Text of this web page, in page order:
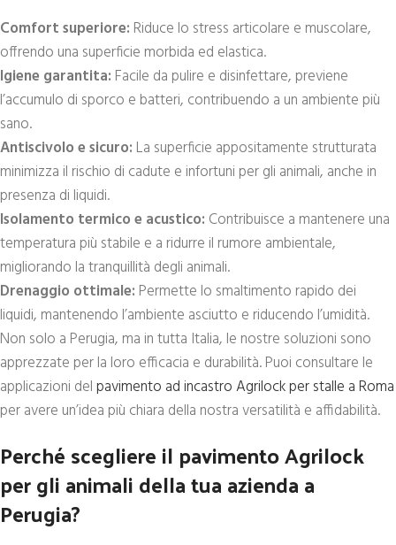
Comfort superiore: Riduce lo stress articolare e muscolare,
offrendo una superficie morbida ed elastica.
Igiene garantita: Facile da pulire e disinfettare, previene
l’accumulo di sporco e batteri, contribuendo a un ambiente più
sano.
Antiscivolo e sicuro: La superficie appositamente strutturata
minimizza il rischio di cadute e infortuni per gli animali, anche in
presenza di liquidi.
Isolamento termico e acustico: Contribuisce a mantenere una
temperatura più stabile e a ridurre il rumore ambientale,
migliorando la tranquillità degli animali.
Drenaggio ottimale: Permette lo smaltimento rapido dei
liquidi, mantenendo l’ambiente asciutto e riducendo l’umidità.
Non solo a Perugia, ma in tutta Italia, le nostre soluzioni sono
apprezzate per la loro efficacia e durabilità. Puoi consultare le
applicazioni delpavimento ad incastro Agrilock per stalle a Roma
per avere un’idea più chiara della nostra versatilità e affidabilità.
Perché scegliere il pavimento Agrilock
per gli animali della tua azienda a
Perugia?